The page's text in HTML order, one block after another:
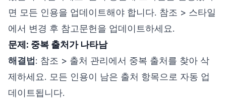
면 모든 인용을 업데이트해야 합니다. 참조 > 스타일
에서 변경 후 참고문헌을 업데이트하세요.
문제: 중복 출처가 나타남
해결법 : 참조 > 출처 관리에서 중복 출처를 찾아 삭
제하세요. 모든 인용이 남은 출처 항목으로 자동 업
데이트됩니다.